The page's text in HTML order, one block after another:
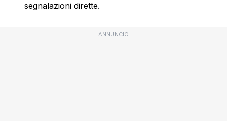
segnalazioni dirette.
ANNUNCIO